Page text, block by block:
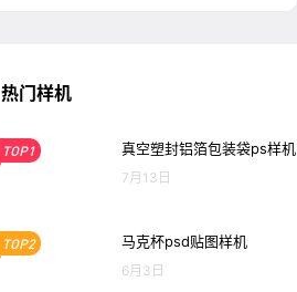
热门样机
TOP1 真空塑封铝箔包装袋ps样机
7月13日
TOP2 马克杯psd贴图样机
6月3日